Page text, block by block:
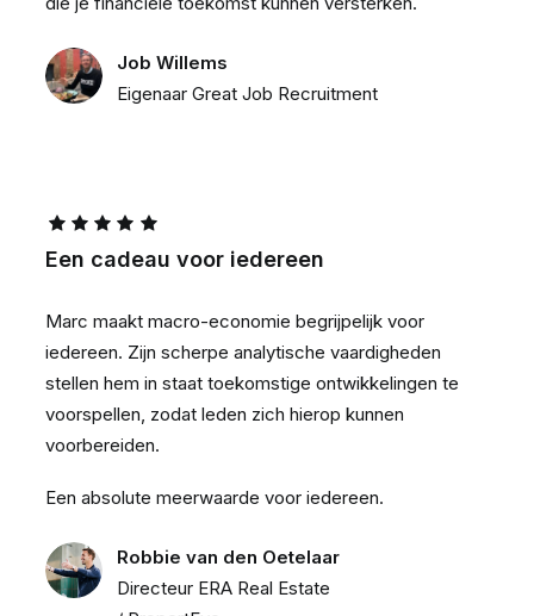
Job Willems
Eigenaar Great Job Recruitment
Een cadeau voor iedereen
Marc maakt macro-economie begrijpelijk voor
iedereen. Zijn scherpe analytische vaardigheden
stellen hem in staat toekomstige ontwikkelingen te
voorspellen, zodat leden zich hierop kunnen
voorbereiden.
Een absolute meerwaarde voor iedereen.
Robbie van den Oetelaar
Directeur ERA Real Estate